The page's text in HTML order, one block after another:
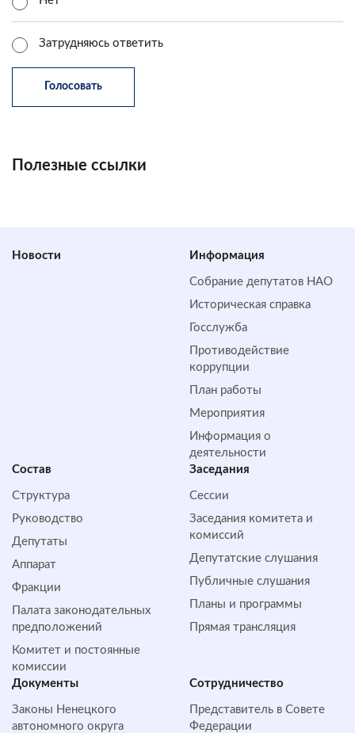
Затрудняюсь ответить
Полезные ссылки
Новости Информация
Собрание депутатов НАО
Историческая справка
Госслужба
Противодействие
коррупции
План работы
Мероприятия
Информация о
деятельности
Состав
Структура
Руководство
Депутаты
Аппарат
Фракции
Палата законодательных
предположений
Комитет и постоянные
комиссии
Заседания
Сессии
Заседания комитета и
комиссий
Депутатские слушания
Публичные слушания
Планы и программы
Прямая трансляция
Документы
Законы Ненецкого
автономного округа
Сотрудничество
Представитель в Совете
Федерации